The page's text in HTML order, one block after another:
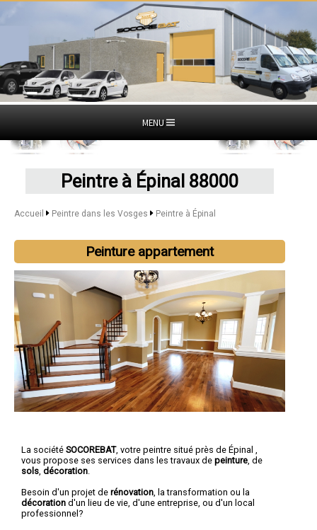
MENU
Peintre à Épinal 88000
Accueil Peintre dans les Vosges Peintre à Épinal
Peinture appartement
La société SOCOREBAT, votre peintre situé près de Épinal ,
vous propose ses services dans les travaux de peinture , de
sols décoration
Besoin d'un projet de rénovation , la transformation ou la
décoration d'un lieu de vie, d'une entreprise, ou d'un local
professionnel?